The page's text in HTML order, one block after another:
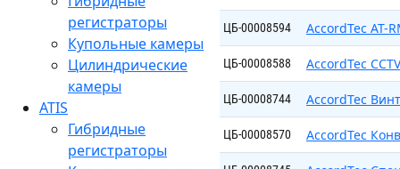
регистраторы
Купольные камеры
Цилиндрические
камеры
ATIS
Гибридные
регистраторы
ЦБ-00008594 AccordTec AT-
ЦБ-00008588 AccordTec
ЦБ-00008744 AccordTec
ЦБ-00008570 AccordTec